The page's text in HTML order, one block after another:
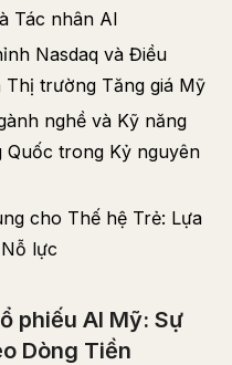
Tác nhân AI
Nasdaq và Điều
trường Tăng giá Mỹ
nghề và Kỹ năng
trong Kỷ nguyên
cho Thế hệ Trẻ: Lựa
lực
phiếu AI Mỹ: Sự
Dòng Tiền